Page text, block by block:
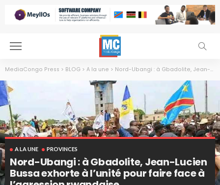
MediaCongo Press > BLOG > A la une > Nord-Ubangi : à Gbadolite, Jean-Lucien Bussa exhorte à l’unité pour faire face à l’agression rwandaise
A LA UNE PROVINCES
Nord-Ubangi : à Gbadolite, Jean-Lucien
Bussa exhorte à l’unité pour faire face à